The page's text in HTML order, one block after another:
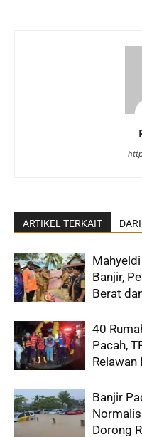
ARTIKEL TERKAIT
Banjir,
Berat
40
Pacah,
Relawan
Banjir
Dorong